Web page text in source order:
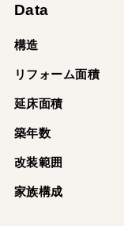
Data
構造
リフォーム面積
延床面積
築年数
改装範囲
家族構成